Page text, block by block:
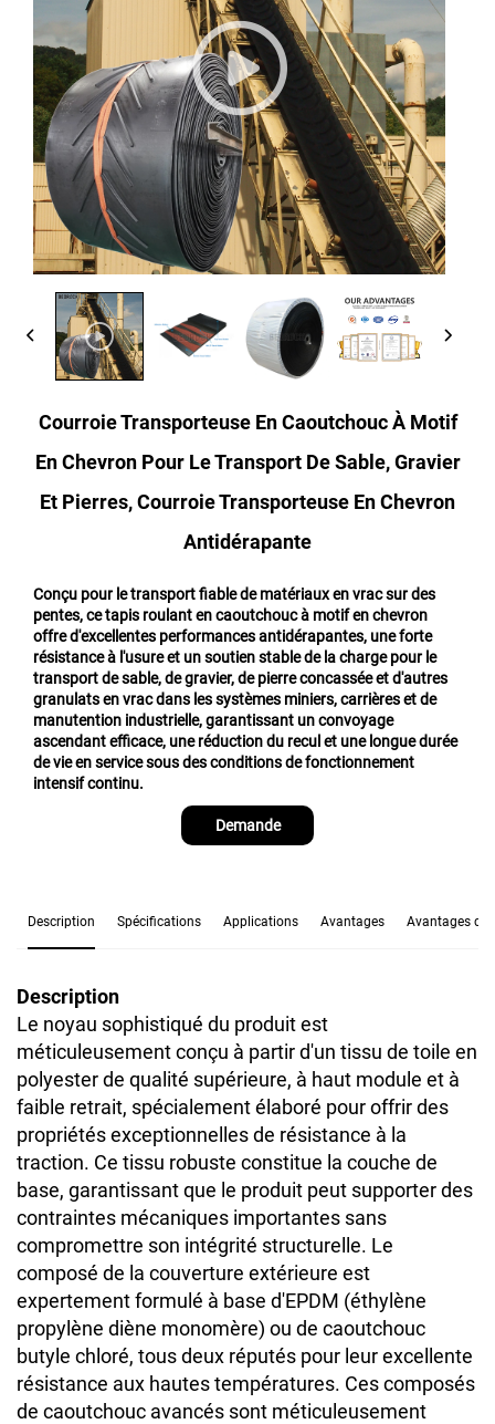
Courroie Transporteuse En Caoutchouc À Motif
En Chevron Pour Le Transport De Sable, Gravier
Et Pierres, Courroie Transporteuse En Chevron
Antidérapante
Conçu pour le transport fiable de matériaux en vrac sur des
pentes, ce tapis roulant en caoutchouc à motif en chevron
offre d'excellentes performances antidérapantes, une forte
résistance à l'usure et un soutien stable de la charge pour le
transport de sable, de gravier, de pierre concassée et d'autres
granulats en vrac dans les systèmes miniers, carrières et de
manutention industrielle, garantissant un convoyage
ascendant efficace, une réduction du recul et une longue durée
de vie en service sous des conditions de fonctionnement
intensif continu.
Demande
Description Spécifications Applications Avantages Avantages de
Description
Le noyau sophistiqué du produit est
méticuleusement conçu à partir d'un tissu de toile en
polyester de qualité supérieure, à haut module et à
faible retrait, spécialement élaboré pour offrir des
propriétés exceptionnelles de résistance à la
traction. Ce tissu robuste constitue la couche de
base, garantissant que le produit peut supporter des
contraintes mécaniques importantes sans
compromettre son intégrité structurelle. Le
composé de la couverture extérieure est
expertement formulé à base d'EPDM (éthylène
propylène diène monomère) ou de caoutchouc
butyle chloré, tous deux réputés pour leur excellente
résistance aux hautes températures. Ces composés
de caoutchouc avancés sont méticuleusement